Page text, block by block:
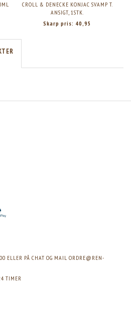
CROLL & DENECKE KONJAC SVAMP T.
ANSIGT, 1STK.
Skarp pris: 40,95
ELLER PÅ CHAT OG MAIL ORDRE@REN-
TIMER